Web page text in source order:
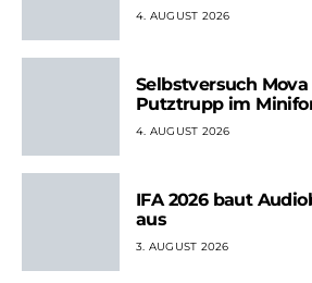
4. AUGUST 2026
Selbstversuch Mova
Putztrupp im
4. AUGUST 2026
IFA 2026 baut
aus
3. AUGUST 2026